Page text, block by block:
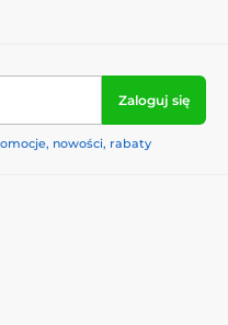
Zaloguj się
nowości, rabaty